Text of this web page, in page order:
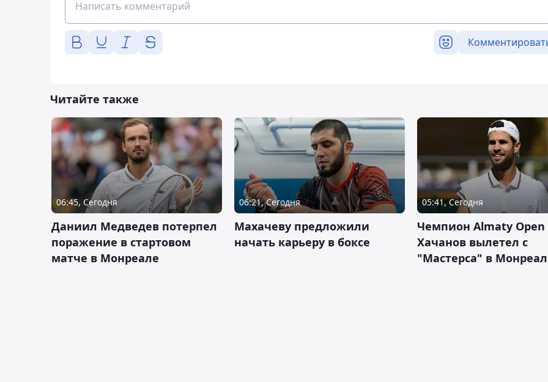
Читайте также
06:45, Сегодня
Даниил Медведев потерпел
поражение в стартовом
матче в Монреале
06:21, Сегодня
Махачеву предложили
начать карьеру в боксе
05:41, Сегодня
Чемпион Almaty Open
Хачанов вылетел с
"Мастерса" в